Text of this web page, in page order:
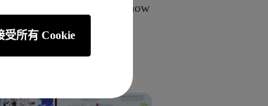
受所有 Cookie
中大型會議室。InstaShow
分割畫面功能的